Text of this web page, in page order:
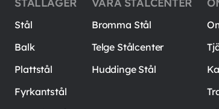
Stål
Balk
Plattstål
Fyrkantstål
Bromma Stål
Telge Stålcenter
Huddinge Stål